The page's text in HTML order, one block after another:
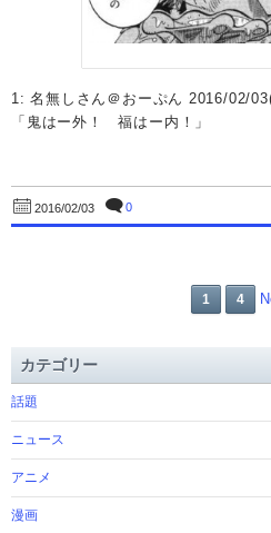
1: 名無しさん＠おーぷん 2016/02/
「鬼はー外！ 福はー内！」
2016/02/03 0
1 4
カテゴリー
話題
ニュース
アニメ
漫画